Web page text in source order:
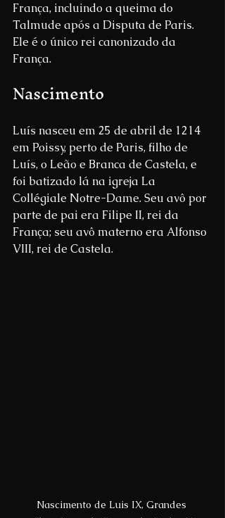
França, incluindo a queima do
Talmude após a Disputa de Paris.
Ele é o único rei canonizado da
França.
Nascimento
Luís nasceu em 25 de abril de 1214
em Poissy, perto de Paris, filho de
Luís, o Leão e Branca de Castela, e
foi batizado lá na igreja La
Collégiale Notre-Dame. Seu avô por
parte de pai era Filipe II, rei da
França; seu avô materno era Alfonso
VIII, rei de Castela.
Nascimento de Luis IX, Grandes